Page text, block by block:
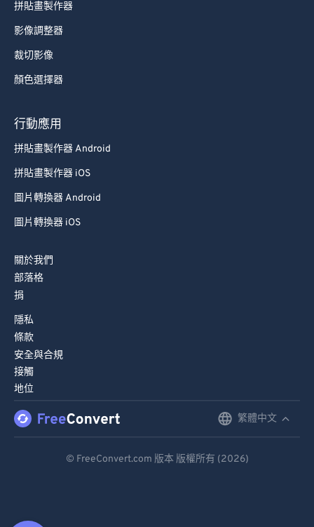
拼貼畫製作器
影像調整器
裁切影像
顏色選擇器
行動應用
拼貼畫製作器 Android
拼貼畫製作器 iOS
圖片轉換器 Android
圖片轉換器 iOS
關於我們
部落格
捐
隱私
條款
安全與合規
接觸
地位
繁體中文
© FreeConvert.com 版本 版權所有 (2026)